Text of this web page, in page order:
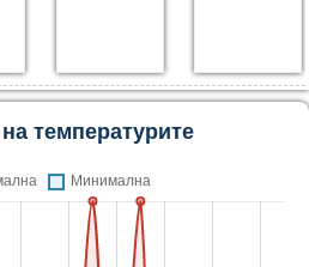
температурите